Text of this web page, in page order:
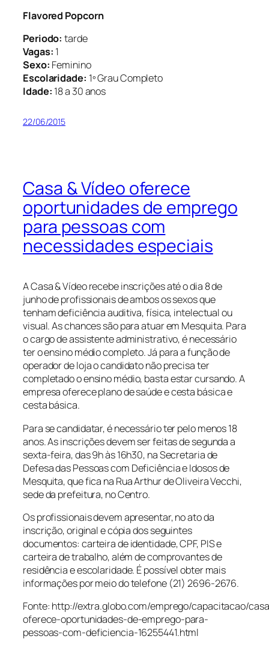
Flavored Popcorn
Periodo:tarde
Vagas: 1
Sexo: Feminino
Escolaridade: 1º Grau Completo
Idade: 18 a 30 anos
22/06/2015
Casa & Vídeo oferece
oportunidades de emprego
para pessoas com
necessidades especiais
A Casa & Vídeo recebe inscrições até o dia 8 de
junho de profissionais de ambos os sexos que
tenham deficiência auditiva, física, intelectual ou
visual. As chances são para atuar em Mesquita. Para
o cargo de assistente administrativo, é necessário
ter o ensino médio completo. Já para a função de
operador de loja o candidato não precisa ter
completado o ensino médio, basta estar cursando. A
empresa oferece plano de saúde e cesta básica e
cesta básica.
Para se candidatar, é necessário ter pelo menos 18
anos. As inscrições devem ser feitas de segunda a
sexta-feira, das 9h às 16h30, na Secretaria de
Defesa das Pessoas com Deficiência e Idosos de
Mesquita, que fica na Rua Arthur de Oliveira Vecchi,
sede da prefeitura, no Centro.
Os profissionais devem apresentar, no ato da
inscrição, original e cópia dos seguintes
documentos: carteira de identidade, CPF, PIS e
carteira de trabalho, além de comprovantes de
residência e escolaridade. É possível obter mais
informações por meio do telefone (21) 2696-2676.
Fonte: http://extra.globo.com/emprego/capacitacao/
oferece-oportunidades-de-emprego-para-
pessoas-com-deficiencia-16255441.html